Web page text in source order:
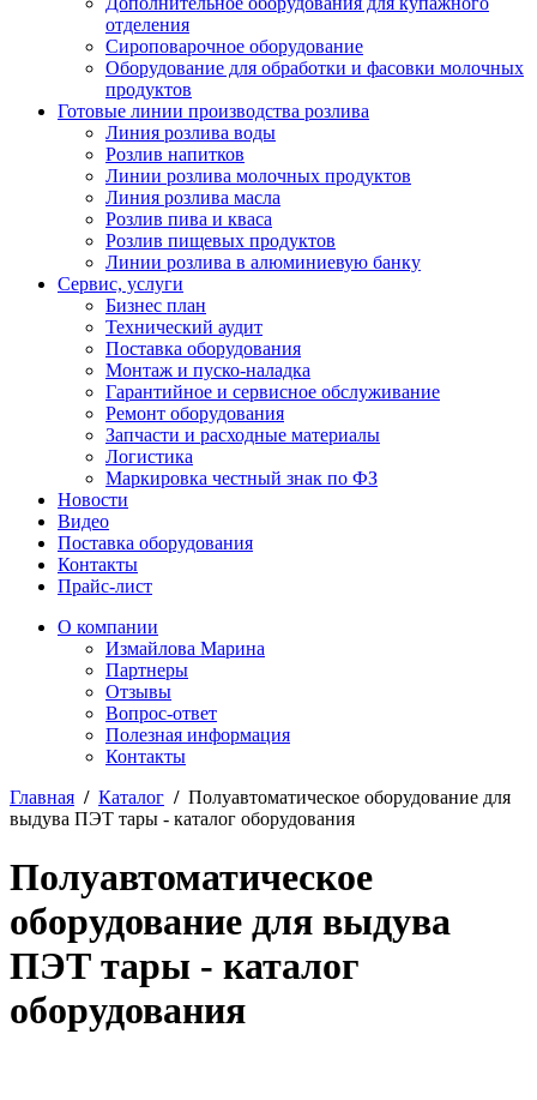
отделения
Сироповарочное оборудование
Оборудование для обработки и фасовки молочных
продуктов
Готовые линии производства розлива
Линия розлива воды
Розлив напитков
Линии розлива молочных продуктов
Линия розлива масла
Розлив пива и кваса
Розлив пищевых продуктов
Линии розлива в алюминиевую банку
Сервис, услуги
Бизнес план
Технический аудит
Поставка оборудования
Монтаж и пуско-наладка
Гарантийное и сервисное обслуживание
Ремонт оборудования
Запчасти и расходные материалы
Логистика
Маркировка честный знак по ФЗ
Новости
Видео
Поставка оборудования
Контакты
Прайс-лист
О компании
Измайлова Марина
Партнеры
Отзывы
Вопрос-ответ
Полезная информация
Контакты
Главная / Каталог / Полуавтоматическое оборудование для
выдува ПЭТ тары - каталог оборудования
Полуавтоматическое
оборудование для выдува
ПЭТ тары - каталог
оборудования